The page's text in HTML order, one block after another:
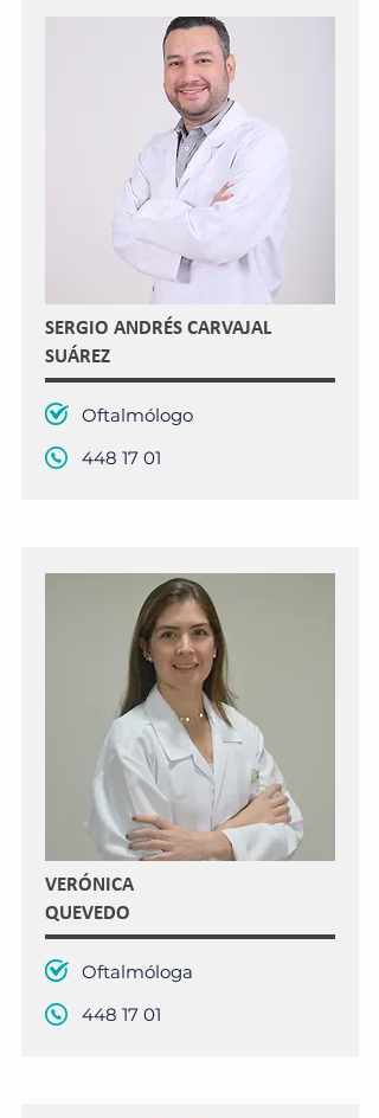
SERGIO ANDRÉS CARVAJAL
SUÁREZ
Oftalmólogo
448 17 01
VERÓNICA
QUEVEDO
Oftalmóloga
448 17 01